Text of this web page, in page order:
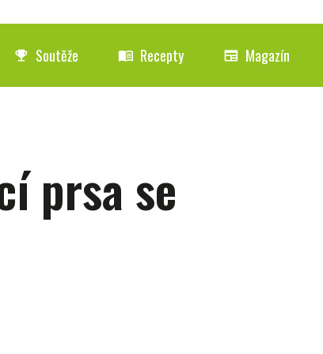
emoji_events Soutěže menu_book Recepty newspaper Magazín
prsa se